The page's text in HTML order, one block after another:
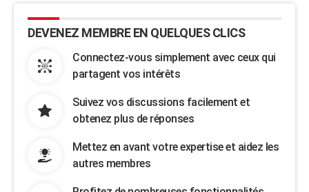
DEVENEZ MEMBRE EN QUELQUES CLICS
Connectez-vous simplement avec ceux qui
partagent vos intérêts
Suivez vos discussions facilement et
obtenez plus de réponses
Mettez en avant votre expertise et aidez les
autres membres